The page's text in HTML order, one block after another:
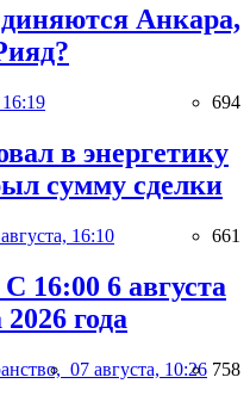
Анкара,
16:19 694
в энергетику
сумму сделки
16:10 661
16:00 6 августа
года
07 августа, 10:26 758